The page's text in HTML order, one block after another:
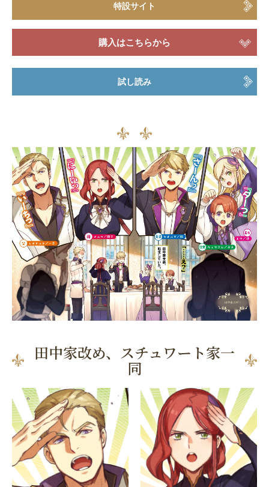
特設サイト
購入はこちらから
試し読み
田中家改め、スチュワート家一
同